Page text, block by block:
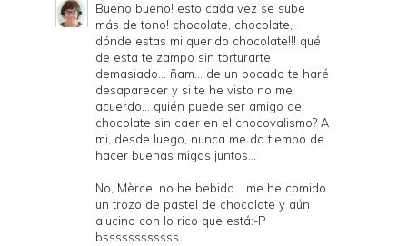
Bueno bueno! esto cada vez se sube
más de tono! chocolate, chocolate,
dónde estas mi querido chocolate!!! qué
de esta te zampo sin torturarte
demasiado... ñam... de un bocado te haré
desaparecer y si te he visto no me
acuerdo... quién puede ser amigo del
chocolate sin caer en el chocovalismo? A
mi, desde luego, nunca me da tiempo de
hacer buenas migas juntos...
No, Mèrce, no he bebido... me he comido
un trozo de pastel de chocolate y aún
alucino con lo rico que está:-P
bssssssssssss